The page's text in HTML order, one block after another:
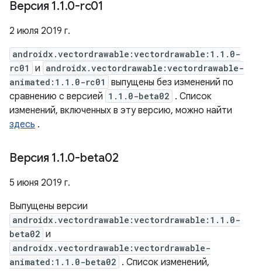
Версия 1.1.0-rc01
2 июля 2019 г.
androidx.vectordrawable:vectordrawable:1.1.0-
rc01
и androidx.vectordrawable:vectordrawable-
animated:1.1.0-rc01
выпущены без изменений по
сравнению с версией 1.1.0-beta02 . Список
изменений, включенных в эту версию, можно найти
здесь .
Версия 1.1.0-beta02
5 июня 2019 г.
Выпущены версии
androidx.vectordrawable:vectordrawable:1.1.0-
beta02 и
androidx.vectordrawable:vectordrawable-
animated:1.1.0-beta02 . Список изменений,